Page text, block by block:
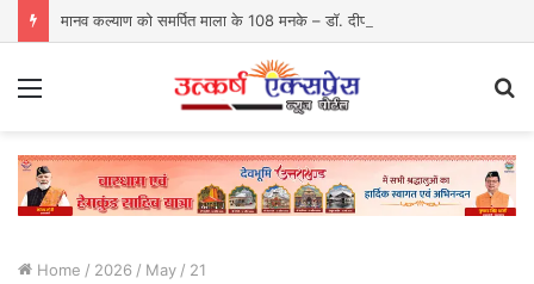
मानव कल्याण को समर्पित माला के 108 मनके – डॉ. दीपक गोस्वामी
Home / 2026 / May / 21